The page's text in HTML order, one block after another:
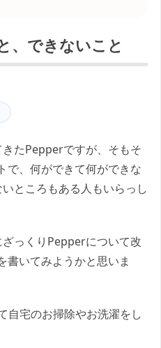
、できないこと
たPepperですが、そもそ
で、何ができて何ができな
ところもある人もいらっし
っくりPepperについて改
書いてみようかと思いま
自宅のお掃除やお洗濯をし